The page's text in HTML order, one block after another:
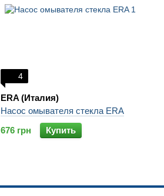
4
ERA (Италия)
Насос омывателя стекла ERA
676 грн
Купить